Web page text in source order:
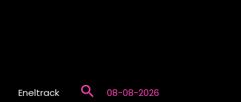
Eneltrack Buscar08-08-2026